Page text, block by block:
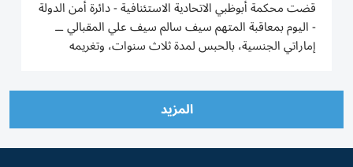
المغرب
قضت محكمة أبوظبي الاتحادية الاستئنافية - دائرة أمن الدولة
- اليوم بمعاقبة المتهم سيف سالم سيف علي المقبالي ــ
إماراتي الجنسية، بالحبس لمدة ثلاث سنوات، وتغريمه
المزيد